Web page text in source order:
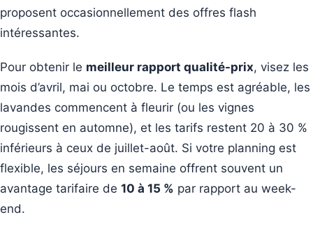
proposent occasionnellement des offres flash
intéressantes.
Pour obtenir le meilleur rapport qualité-prix, visez les
mois d’avril, mai ou octobre. Le temps est agréable, les
lavandes commencent à fleurir (ou les vignes
rougissent en automne), et les tarifs restent 20 à 30 %
inférieurs à ceux de juillet-août. Si votre planning est
flexible, les séjours en semaine offrent souvent un
avantage tarifaire de 10 à 15 % par rapport au week-
end.